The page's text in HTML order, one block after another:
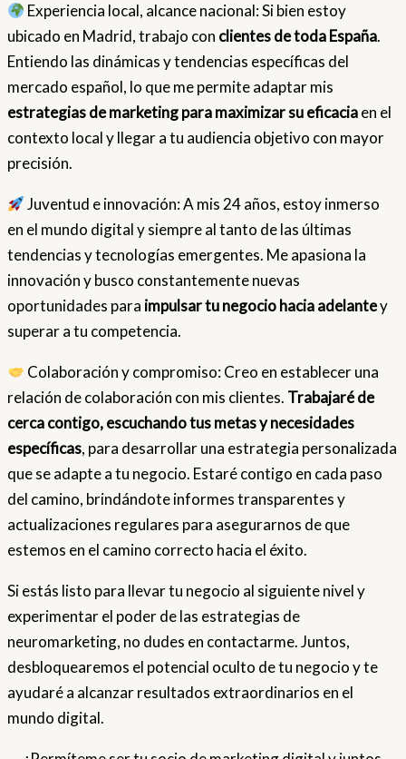
Experiencia local, alcance nacional: Si bien estoy
ubicado en Madrid, trabajo con clientes de toda España.
Entiendo las dinámicas y tendencias específicas del
mercado español, lo que me permite adaptar mis
estrategias de marketing para maximizar su eficaciaen el
contexto local y llegar a tu audiencia objetivo con mayor
precisión.
Juventud e innovación: A mis 24 años, estoy inmerso
en el mundo digital y siempre al tanto de las últimas
tendencias y tecnologías emergentes. Me apasiona la
innovación y busco constantemente nuevas
oportunidades para impulsar tu negocio hacia adelantey
superar a tu competencia.
Colaboración y compromiso: Creo en establecer una
relación de colaboración con mis clientes. Trabajaré de
cerca contigo, escuchando tus metas y necesidades
específicas, para desarrollar una estrategia personalizada
que se adapte a tu negocio. Estaré contigo en cada paso
del camino, brindándote informes transparentes y
actualizaciones regulares para asegurarnos de que
estemos en el camino correcto hacia el éxito.
Si estás listo para llevar tu negocio al siguiente nivel y
experimentar el poder de las estrategias de
neuromarketing, no dudes en contactarme. Juntos,
desbloquearemos el potencial oculto de tu negocio y te
ayudaré a alcanzar resultados extraordinarios en el
mundo digital.